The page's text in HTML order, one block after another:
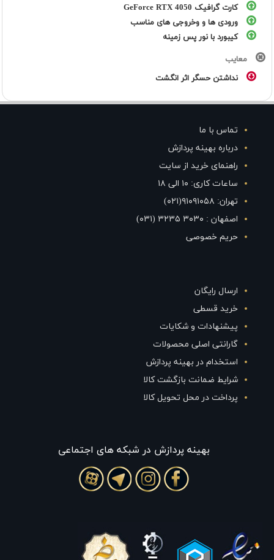
کارت گرافیک GeForce RTX 4050
ورودی ها و وخروجی های مناسب
کیبورد با نور پس زمینه
معایب
نداشتن حسگر اثر انگشت
تماس با ما
درباره بهینه پردازش
راهنمای خرید از سایت
ساعات کاری: ۱۰ الی ۱۸
تهران: ۹۱۰۹۱۰۵۸(۰۲۱)
اصفهان : ۳۰۳۰ ۳۲۳۵ (۰۳۱)
حریم خصوصی
ارسال رایگان
خرید قسطی
پیشنهادات و شکایات
گارانتی اصلی محصولات
استخدام در بهینه پردازش
شرایط ضمانت بازگشت کالا
پرداخت در محل تحویل کالا
بهينه پردازش در شبکه های اجتماعی